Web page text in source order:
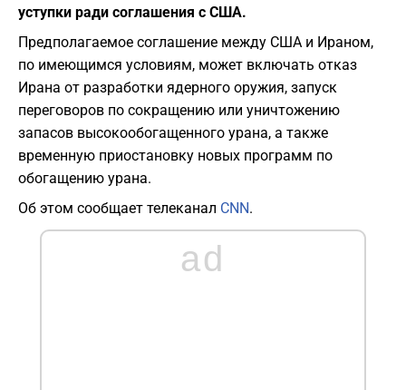
уступки ради соглашения с США.
Предполагаемое соглашение между США и Ираном,
по имеющимся условиям, может включать отказ
Ирана от разработки ядерного оружия, запуск
переговоров по сокращению или уничтожению
запасов высокообогащенного урана, а также
временную приостановку новых программ по
обогащению урана.
Об этом сообщает телеканал CNN.
ad